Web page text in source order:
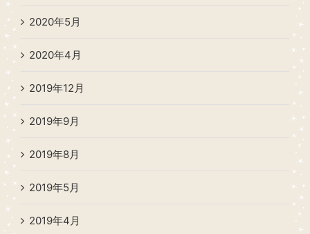
2020年5月
2020年4月
2019年12月
2019年9月
2019年8月
2019年5月
2019年4月